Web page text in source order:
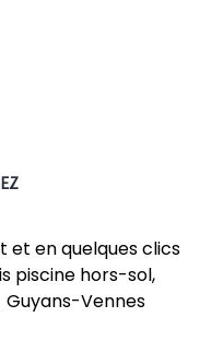
en quelques clics
piscine hors-sol,
Vennes